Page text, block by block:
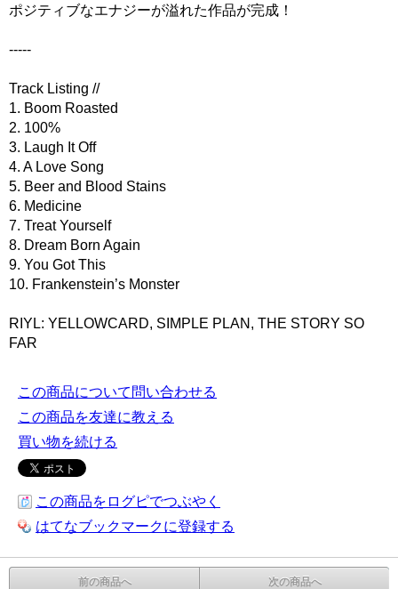
ポジティブなエナジーが溢れた作品が完成！
-----
Track Listing //
1. Boom Roasted
2. 100%
3. Laugh It Off
4. A Love Song
5. Beer and Blood Stains
6. Medicine
7. Treat Yourself
8. Dream Born Again
9. You Got This
10. Frankenstein’s Monster
RIYL: YELLOWCARD, SIMPLE PLAN, THE STORY SO
FAR
この商品について問い合わせる
この商品を友達に教える
買い物を続ける
この商品をログピでつぶやく
はてなブックマークに登録する
前の商品へ 次の商品へ